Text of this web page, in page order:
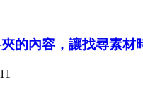
的內容，讓找尋素材